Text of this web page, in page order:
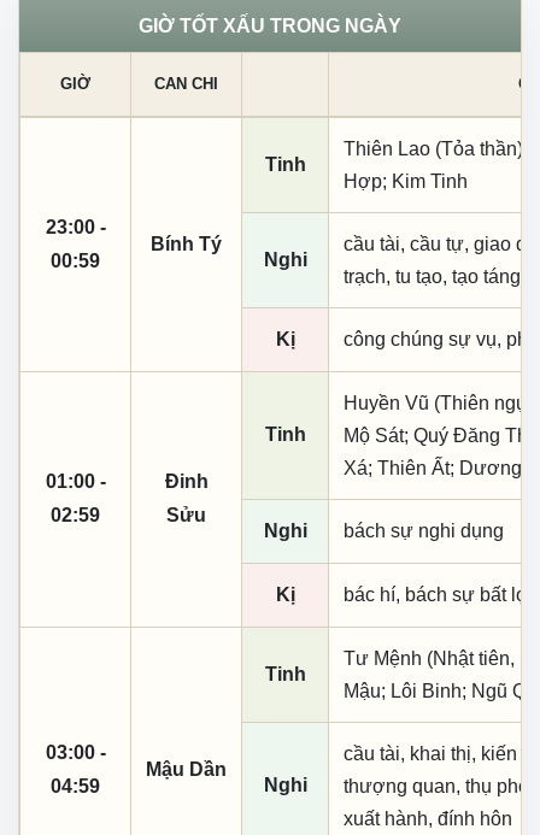
GIỜ TỐT XẤU TRONG NGÀY
GIỜ CAN CHI
23:00 -
00:59
Bính Tý
Tinh
Thiên Lao (Tỏa thần);
Hợp; Kim Tinh
Nghi
cầu tài, cầu tự, giao
trạch, tu tạo, tạo táng,
Kị công chúng sự vụ,
01:00 -
02:59
Đinh
Sửu
Tinh
Huyền Vũ (Thiên
Mộ Sát; Quý Đăng
Xá; Thiên Ất; Dương
Nghi bách sự nghi dụng
Kị bác hí, bách sự bất
03:00 -
04:59
Mậu Dần
Tinh
Tư Mệnh (Nhật tiên,
Mậu; Lôi Binh; Ngũ
Nghi
cầu tài, khai thị, kiến
thượng quan, thụ
xuất hành, đính hôn